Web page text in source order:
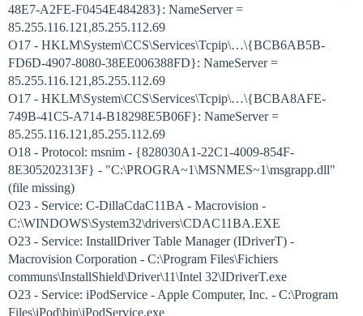
48E7-A2FE-F0454E484283}: NameServer =
85.255.116.121,85.255.112.69
O17 - HKLM\System\CCS\Services\Tcpip\…\{BCB6AB5B-
FD6D-4907-8080-38EE006388FD}: NameServer =
85.255.116.121,85.255.112.69
O17 - HKLM\System\CCS\Services\Tcpip\…\{BCBA8AFE-
749B-41C5-A714-B18298E5B06F}: NameServer =
85.255.116.121,85.255.112.69
O18 - Protocol: msnim - {828030A1-22C1-4009-854F-
8E305202313F} - "C:\PROGRA~1\MSNMES~1\msgrapp.dll"
(file missing)
O23 - Service: C-DillaCdaC11BA - Macrovision -
C:\WINDOWS\System32\drivers\CDAC11BA.EXE
O23 - Service: InstallDriver Table Manager (IDriverT) -
Macrovision Corporation - C:\Program Files\Fichiers
communs\InstallShield\Driver\11\Intel 32\IDriverT.exe
O23 - Service: iPodService - Apple Computer, Inc. - C:\Program
Files\iPod\bin\iPodService.exe